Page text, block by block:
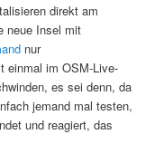
direkt am
neue Insel mit
nur
einmal im OSM-Live-
es sei denn, da
jemand mal testen,
und reagiert, das